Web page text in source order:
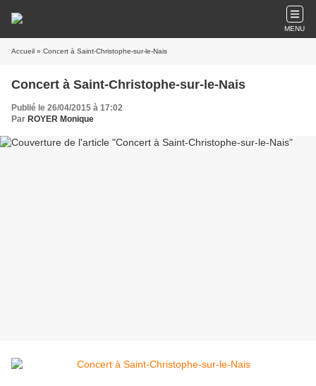
MENU
Accueil » Concert à Saint-Christophe-sur-le-Nais
Concert à Saint-Christophe-sur-le-Nais
Publié le 26/04/2015 à 17:02
Par ROYER Monique